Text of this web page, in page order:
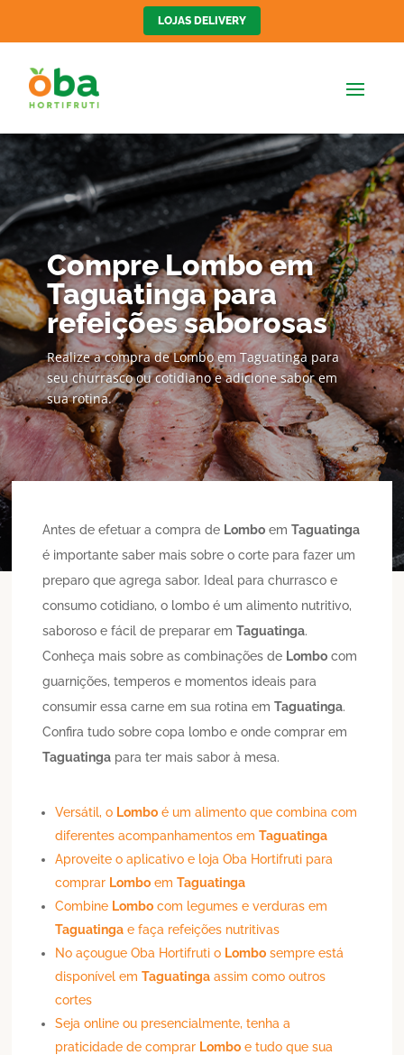
LOJAS DELIVERY
Compre Lombo em
Taguatinga para
refeições saborosas
Realize a compra de Lombo em Taguatinga para
seu churrasco ou cotidiano e adicione sabor em
sua rotina.
Antes de efetuar a compra de Lombo emTaguatinga
é importante saber mais sobre o corte para fazer um
preparo que agrega sabor. Ideal para churrasco e
consumo cotidiano, o lombo é um alimento nutritivo,
saboroso e fácil de preparar emTaguatinga.
Conheça mais sobre as combinações de Lombo com
guarnições, temperos e momentos ideais para
consumir essa carne em sua rotina emTaguatinga.
Confira tudo sobre copa lombo e onde comprar em
Taguatinga para ter mais sabor à mesa.
Versátil, o Lombo é um alimento que combina com
diferentes acompanhamentos emTaguatinga
Aproveite o aplicativo e loja Oba Hortifruti para
comprar Lombo emTaguatinga
Combine Lombo com legumes e verduras em
Taguatinga e faça refeições nutritivas
No açougue Oba Hortifruti o Lombo sempre está
disponível emTaguatinga assim como outros
cortes
Seja online ou presencialmente, tenha a
praticidade de comprar Lombo e tudo que sua